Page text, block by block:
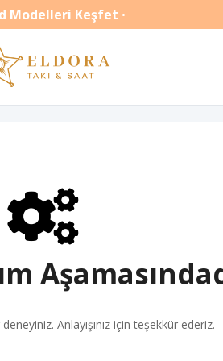
Modelleri Keşfet •
Anlayışınız için teşekkür ederiz.